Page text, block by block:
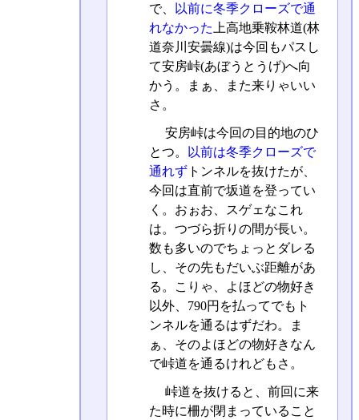
で、
以前に冬季クローズで通
れなかった 上高地乗鞍林道(林
道奈川安曇線)は今回もパスし
て安房峠(あぼうとうげ)へ向
かう。まぁ、また来りゃいい
さ。
安房峠は今回の目的地のひ
とつ。
以前は冬季クローズで
通れずトンネルを抜けたが、
今回は直前で坂道を登ってい
く。おぉお、スゲェなこれ
は。つづら折りの間が長い。
数も多いのでちょっとダレる
し、その先もだいぶ距離があ
る。こりゃ、よほどの物好き
以外、790円を払ってでもト
ンネルを通るはずだわ。ま
ぁ、そのよほどの物好きなん
で峠道を通るけれどもさ。
峠道を抜けると、前回に来
た時に柵が閉まっていること